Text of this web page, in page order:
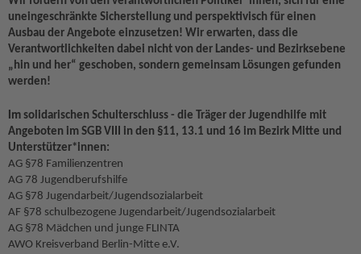
uneingeschränkte Sicherstellung und perspektivisch für einen
Ausbau der Angebote einzusetzen! Wir erwarten, dass die
Verantwortlichkeiten dabei nicht von der Landes- und Bezirksebene
„hin und her“ geschoben, sondern gemeinsam Lösungen gefunden
werden!
Im solidarischen Schulterschluss - die Träger der Jugendhilfe mit
Angeboten im SGB VIII in den §11, 13.1 und 16 im Bezirk Mitte und
Unterstützer*innen:
AG §78 Familienzentren
AG 78 Jugendberufshilfe
AG §78 Jugendarbeit/Jugendsozialarbeit
AF §78 schulbezogene Jugendarbeit/Jugendsozialarbeit
AG §78 Mädchen und junge FLINTA
AWO Kreisverband Berlin-Mitte e.V.